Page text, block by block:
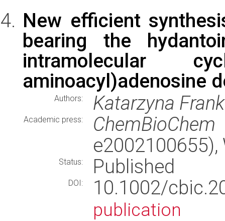
New efficient
bearing the
intramolecular
aminoacyl)adenosine
Authors: Katarzyna
Academic press: ChemBioChem
Status: Published
DOI: 10.1002/
publication